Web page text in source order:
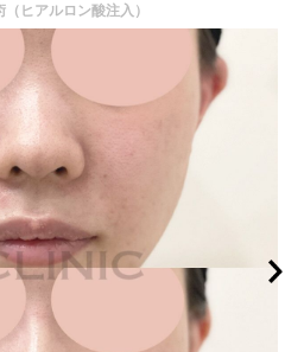
(税込)
円～98,800円(税込)
79,100円〜131,800円(税込)
込) 笑気麻酔 3,300円(税込)
ヒアルロン酸注入）